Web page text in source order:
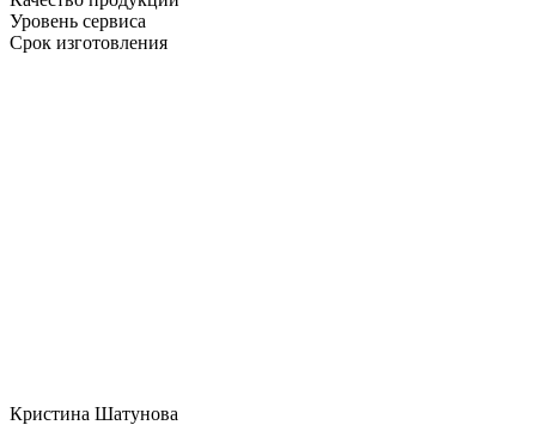
Уровень сервиса
Срок изготовления
Кристина Шатунова